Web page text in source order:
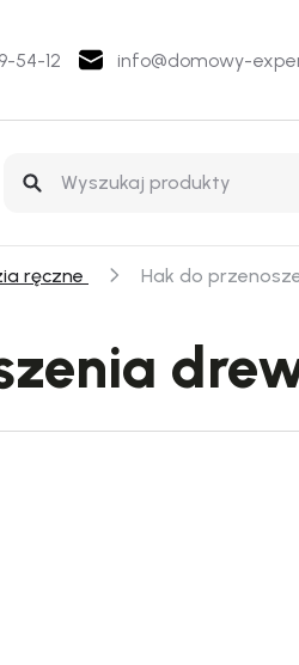
54-12 info@domowy-
ręczne Hak do